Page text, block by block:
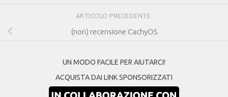
ARTICOLO PRECEDENTE
(non) recensione CachyOS
UN MODO FACILE PER AIUTARCI!
ACQUISTA DAI LINK SPONSORIZZATI